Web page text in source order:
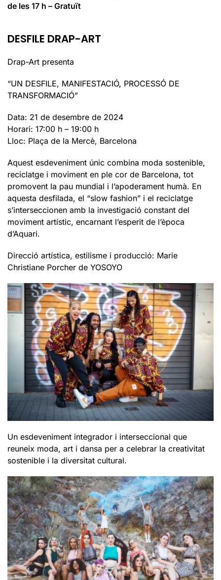
de les 17 h – Gratuït
DESFILE DRAP-ART
Drap-Art presenta
“UN DESFILE, MANIFESTACIÓ, PROCESSÓ DE
TRANSFORMACIÓ”
Data: 21 de desembre de 2024
Horari: 17:00 h – 19:00 h
Lloc: Plaça de la Mercè, Barcelona
Aquest esdeveniment únic combina moda sostenible,
reciclatge i moviment en ple cor de Barcelona, tot
promovent la pau mundial i l’apoderament humà. En
aquesta desfilada, el “slow fashion” i el reciclatge
s’interseccionen amb la investigació constant del
moviment artístic, encarnant l’esperit de l’època
d’Aquari.
Direcció artística, estilisme i producció: Marie
Christiane Porcher de YOSOYO
Un esdeveniment integrador i interseccional que
reuneix moda, art i dansa per a celebrar la creativitat
sostenible i la diversitat cultural.